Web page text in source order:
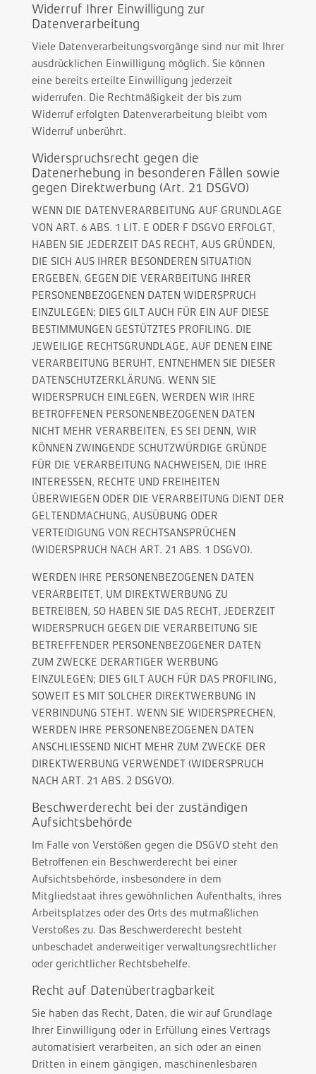
Widerruf Ihrer Einwilligung zur
Datenverarbeitung
Viele Datenverarbeitungsvorgänge sind nur mit Ihrer
ausdrücklichen Einwilligung möglich. Sie können
eine bereits erteilte Einwilligung jederzeit
widerrufen. Die Rechtmäßigkeit der bis zum
Widerruf erfolgten Datenverarbeitung bleibt vom
Widerruf unberührt.
Widerspruchsrecht gegen die
Datenerhebung in besonderen Fällen sowie
gegen Direktwerbung (Art. 21 DSGVO)
WENN DIE DATENVERARBEITUNG AUF GRUNDLAGE
VON ART. 6 ABS. 1 LIT. E ODER F DSGVO ERFOLGT,
HABEN SIE JEDERZEIT DAS RECHT, AUS GRÜNDEN,
DIE SICH AUS IHRER BESONDEREN SITUATION
ERGEBEN, GEGEN DIE VERARBEITUNG IHRER
PERSONENBEZOGENEN DATEN WIDERSPRUCH
EINZULEGEN; DIES GILT AUCH FÜR EIN AUF DIESE
BESTIMMUNGEN GESTÜTZTES PROFILING. DIE
JEWEILIGE RECHTSGRUNDLAGE, AUF DENEN EINE
VERARBEITUNG BERUHT, ENTNEHMEN SIE DIESER
DATENSCHUTZERKLÄRUNG. WENN SIE
WIDERSPRUCH EINLEGEN, WERDEN WIR IHRE
BETROFFENEN PERSONENBEZOGENEN DATEN
NICHT MEHR VERARBEITEN, ES SEI DENN, WIR
KÖNNEN ZWINGENDE SCHUTZWÜRDIGE GRÜNDE
FÜR DIE VERARBEITUNG NACHWEISEN, DIE IHRE
INTERESSEN, RECHTE UND FREIHEITEN
ÜBERWIEGEN ODER DIE VERARBEITUNG DIENT DER
GELTENDMACHUNG, AUSÜBUNG ODER
VERTEIDIGUNG VON RECHTSANSPRÜCHEN
(WIDERSPRUCH NACH ART. 21 ABS. 1 DSGVO).
WERDEN IHRE PERSONENBEZOGENEN DATEN
VERARBEITET, UM DIREKTWERBUNG ZU
BETREIBEN, SO HABEN SIE DAS RECHT, JEDERZEIT
WIDERSPRUCH GEGEN DIE VERARBEITUNG SIE
BETREFFENDER PERSONENBEZOGENER DATEN
ZUM ZWECKE DERARTIGER WERBUNG
EINZULEGEN; DIES GILT AUCH FÜR DAS PROFILING,
SOWEIT ES MIT SOLCHER DIREKTWERBUNG IN
VERBINDUNG STEHT. WENN SIE WIDERSPRECHEN,
WERDEN IHRE PERSONENBEZOGENEN DATEN
ANSCHLIESSEND NICHT MEHR ZUM ZWECKE DER
DIREKTWERBUNG VERWENDET (WIDERSPRUCH
NACH ART. 21 ABS. 2 DSGVO).
Beschwerde­recht bei der zuständigen
Aufsichts­behörde
Im Falle von Verstößen gegen die DSGVO steht den
Betroffenen ein Beschwerderecht bei einer
Aufsichtsbehörde, insbesondere in dem
Mitgliedstaat ihres gewöhnlichen Aufenthalts, ihres
Arbeitsplatzes oder des Orts des mutmaßlichen
Verstoßes zu. Das Beschwerderecht besteht
unbeschadet anderweitiger verwaltungsrechtlicher
oder gerichtlicher Rechtsbehelfe.
Recht auf Daten­übertrag­barkeit
Sie haben das Recht, Daten, die wir auf Grundlage
Ihrer Einwilligung oder in Erfüllung eines Vertrags
automatisiert verarbeiten, an sich oder an einen
Dritten in einem gängigen, maschinenlesbaren